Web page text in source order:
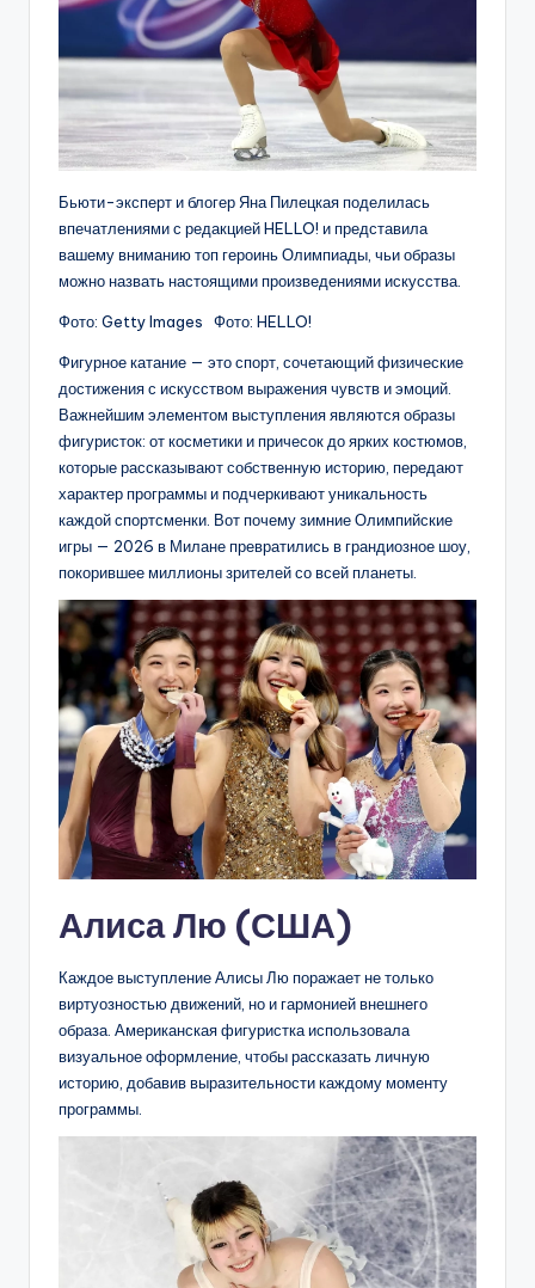
Бьюти-эксперт и блогер Яна Пилецкая поделилась
впечатлениями с редакцией HELLO! и представила
вашему вниманию топ героинь Олимпиады, чьи образы
можно назвать настоящими произведениями искусства.
Фото: Getty Images Фото: HELLO!
Фигурное катание — это спорт, сочетающий физические
достижения с искусством выражения чувств и эмоций.
Важнейшим элементом выступления являются образы
фигуристок: от косметики и причесок до ярких костюмов,
которые рассказывают собственную историю, передают
характер программы и подчеркивают уникальность
каждой спортсменки. Вот почему зимние Олимпийские
игры — 2026 в Милане превратились в грандиозное шоу,
покорившее миллионы зрителей со всей планеты.
Алиса Лю (США)
Каждое выступление Алисы Лю поражает не только
виртуозностью движений, но и гармонией внешнего
образа. Американская фигуристка использовала
визуальное оформление, чтобы рассказать личную
историю, добавив выразительности каждому моменту
программы.